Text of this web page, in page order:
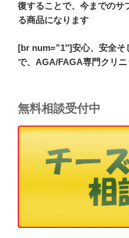
復することで、今までのサ
る商品になります
[br num=”1″]安心、安全そ
で、AGA/FAGA専門クリニ
無料相談受付中